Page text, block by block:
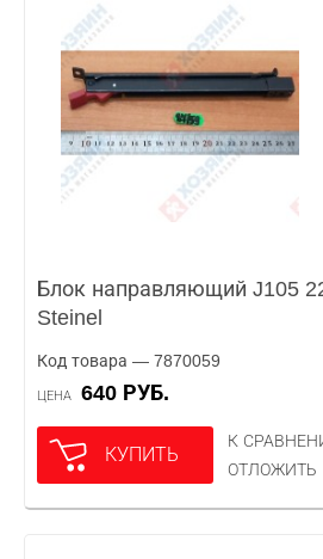
Блок направляющий J105
Steinel
Код товара — 7870059
ЦЕНА 640 РУБ.
КУПИТЬ
К
ОТЛОЖИТЬ